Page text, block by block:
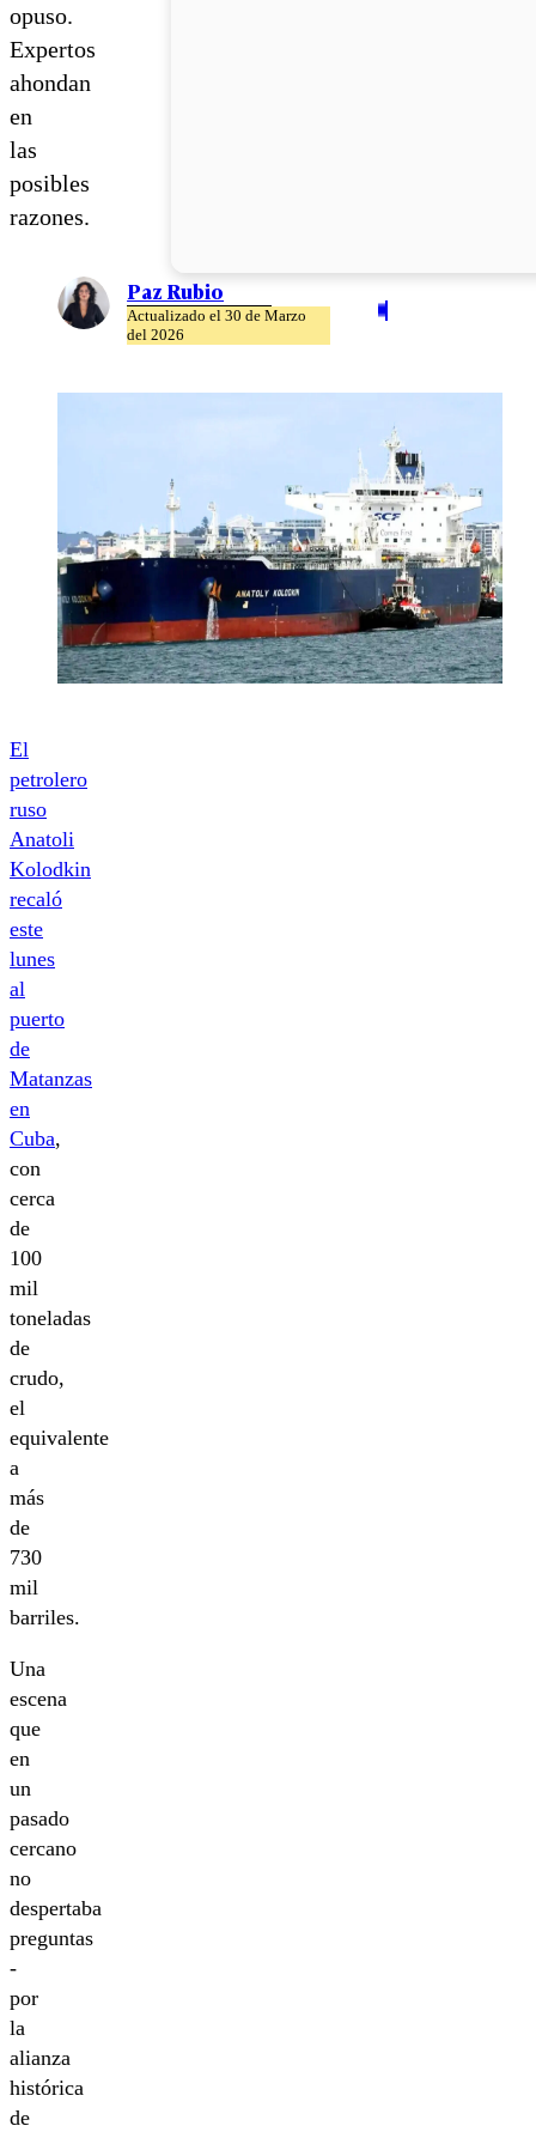
opuso.
Expertos
ahondan
en
las
posibles
razones.
Paz Rubio
Actualizado el 30 de Marzo
del 2026
El
petrolero
ruso
Anatoli
Kolodkin
recaló
este
lunes
al
puerto
de
Matanzas
en
Cuba,
con
cerca
de
100
mil
toneladas
de
crudo,
el
equivalente
a
más
de
730
mil
barriles.
Una
escena
que
en
un
pasado
cercano
no
despertaba
preguntas
-
por
la
alianza
histórica
de